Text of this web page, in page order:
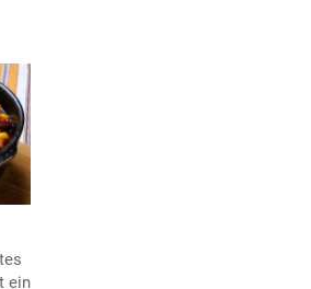
ein